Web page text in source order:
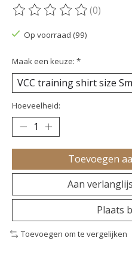
De beoordeling van dit
(0)
Op voorraad (99)
Maak een keuze: *
Hoeveelheid:
Toevoegen
Aan
Plaats
Toevoegen om te vergelijken